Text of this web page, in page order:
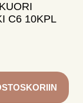
C6 10KPL